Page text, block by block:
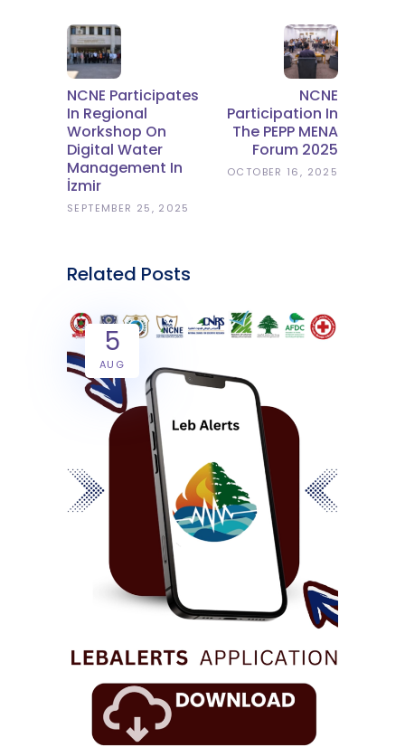
NCNE Participates
In Regional
Workshop On
Digital Water
Management In
İzmir
SEPTEMBER 25, 2025
NCNE
Participation In
The PEPP MENA
Forum 2025
OCTOBER 16, 2025
Related Posts
5
AUG